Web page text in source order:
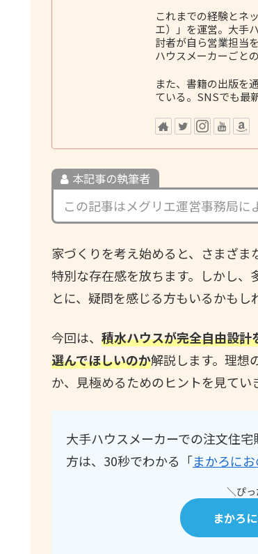
これまでの経験とネ
エ）」を運営。大手
討者が自ら営業担当
ハウスメーカーごと
また、書籍の出版を
ている。SNSでも最
本記事の執筆者
この記事はメグリエ運営事務局に
家づくりを考え始めると、さまざ
特別な存在感を放ちます。しかし
とに、疑問を感じる方もいるかもし
今回は、 積水ハウスが完全自由設
選んでほしいのか解説します。理想
か、見極めるためのヒントを見てい
大手ハウスメーカーでの注文住
方は、30秒でわかる「まかろに
＼ぴ
まかろ